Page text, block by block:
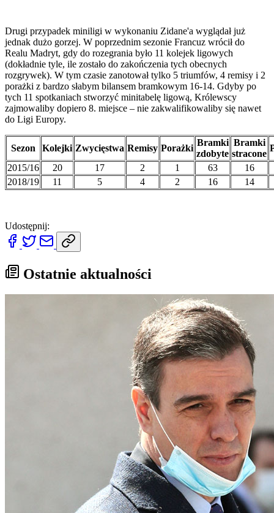
Drugi przypadek miniligi w wykonaniu Zidane'a wyglądał już
jednak dużo gorzej. W poprzednim sezonie Francuz wrócił do
Realu Madryt, gdy do rozegrania było 11 kolejek ligowych
(dokładnie tyle, ile zostało do zakończenia tych obecnych
rozgrywek). W tym czasie zanotował tylko 5 triumfów, 4 remisy i 2
porażki z bardzo słabym bilansem bramkowym 16-14. Gdyby po
tych 11 spotkaniach stworzyć minitabelę ligową, Królewscy
zajmowaliby dopiero 8. miejsce – nie zakwalifikowaliby się nawet
do Ligi Europy.
Sezon Kolejki Zwycięstwa Remisy Porażki
Bramki
zdobyte
Bramki
stracone
2015/16
20 17 2 1 63
16
2018/19
11 5 4 2 16 14
Udostępnij:
Ostatnie aktualności